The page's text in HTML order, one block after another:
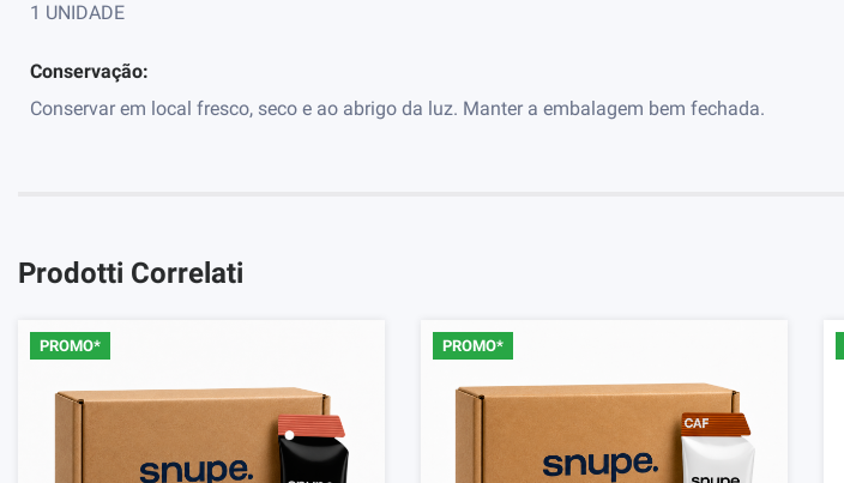
1 UNIDADE
Conservação:
Conservar em local fresco, seco e ao abrigo da luz. Manter a embalagem bem fechada.
Prodotti Correlati
PROMO* PROMO*